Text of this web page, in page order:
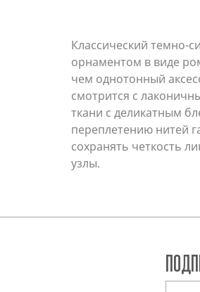
Классический темно-
орнаментом в виде
чем однотонный
смотрится с
ткани с деликатным
переплетению нитей
сохранять четкость
узлы.